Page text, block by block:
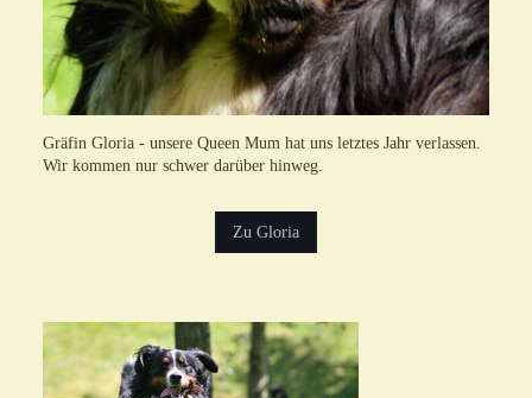
Gräfin Gloria - unsere Queen Mum hat uns letztes Jahr verlassen.
Wir kommen nur schwer darüber hinweg.
Zu Gloria